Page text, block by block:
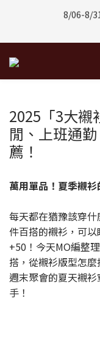
8/01-8/31 | 任選2件
8/01-8/31 | 任選2件
2025「3大襯
閒、上班通
薦！
萬用單品！夏季襯
每天都在猶豫該穿
件百搭的襯衫，可
+50！今天MO編整
搭，從襯衫版型怎
週末聚會的夏天襯
手！